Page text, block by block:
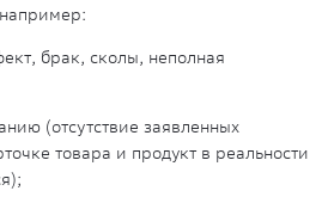
, брак, сколы, неполная
(отсутствие заявленных
товара и продукт в реальности